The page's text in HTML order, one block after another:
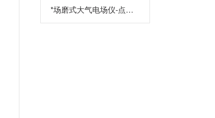
策略助您精准选型-易造
*场磨式大气电场仪-点击
了解更多-易造